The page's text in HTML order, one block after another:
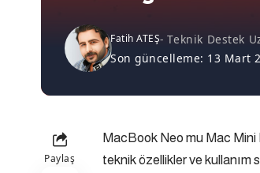
Son güncelleme: 13 Mart
Fatih ATEŞ- Teknik Destek
Paylaş
MacBook Neo mu Mac
teknik özellikler ve kullanım